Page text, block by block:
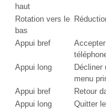
haut
Rotation vers le
bas
Appui bref
Appui long
Décliner
menu
Appui bref
Retour
Appui long
Quitter